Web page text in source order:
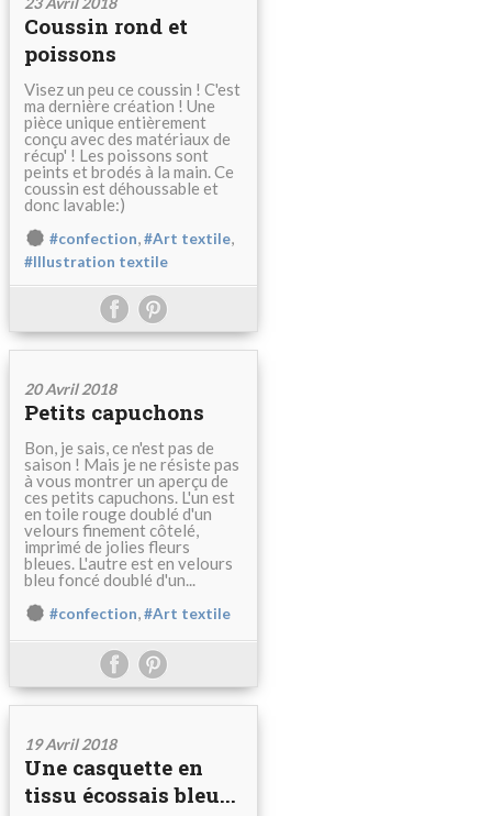
Coussin rond et
poissons
Visez un peu ce coussin ! C'est
ma dernière création ! Une
pièce unique entièrement
conçu avec des matériaux de
récup' ! Les poissons sont
peints et brodés à la main. Ce
coussin est déhoussable et
donc lavable:)
#confection,#Art textile,
#Illustration textile
20 Avril 2018
Petits capuchons
Bon, je sais, ce n'est pas de
saison ! Mais je ne résiste pas
à vous montrer un aperçu de
ces petits capuchons. L'un est
en toile rouge doublé d'un
velours finement côtelé,
imprimé de jolies fleurs
bleues. L'autre est en velours
bleu foncé doublé d'un...
#confection,#Art textile
19 Avril 2018
Une casquette en
tissu écossais bleu...